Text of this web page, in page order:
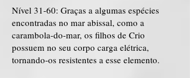
Nível 31-60: Graças a algumas espécies
encontradas no mar abissal, como a
carambola-do-mar, os filhos de Crio
possuem no seu corpo carga elétrica,
tornando-os resistentes a esse elemento.